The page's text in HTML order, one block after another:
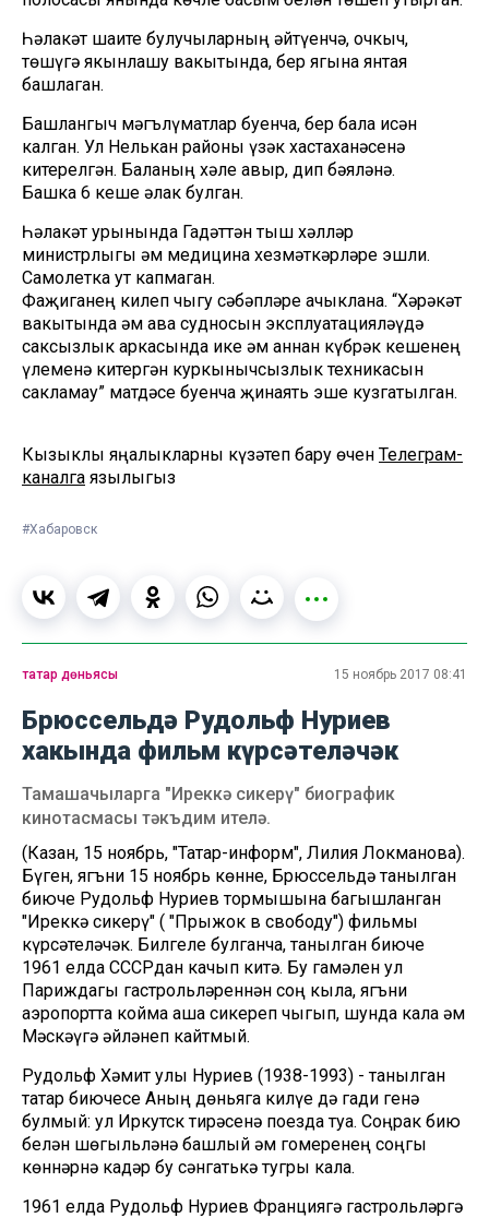
Һәлакәт шаһите булучыларның әйтүенчә, очкыч,
төшүгә якынлашу вакытында, бер ягына янтая
башлаган.
Башлангыч мәгълүматлар буенча, бер бала исән
калган. Ул Нелькан районы үзәк хастаханәсенә
китерелгән. Баланың хәле авыр, дип бәяләнә.
Башка 6 кеше һәлак булган.
Һәлакәт урынында Гадәттән тыш хәлләр
министрлыгы һәм медицина хезмәткәрләре эшли.
Самолетка ут капмаган.
Фаҗиганең килеп чыгу сәбәпләре ачыклана. “Хәрәкәт
вакытында һәм һава судносын эксплуатацияләүдә
саксызлык аркасында ике һәм аннан күбрәк кешенең
үлеменә китергән куркынычсызлык техникасын
сакламау” матдәсе буенча җинаять эше кузгатылган.
Кызыклы яңалыкларны күзәтеп бару өчен Телеграм-
каналга язылыгыз
#Хабаровск
татар дөньясы 15 ноябрь 2017 08:41
Брюссельдә Рудольф Нуриев
хакында фильм күрсәтеләчәк
Тамашачыларга "Иреккә сикерү" биографик
кинотасмасы тәкъдим ителә.
(Казан, 15 ноябрь, "Татар-информ", Лилия Локманова).
Бүген, ягъни 15 ноябрь көнне, Брюссельдә танылган
биюче Рудольф Нуриев тормышына багышланган
"Иреккә сикерү" ( "Прыжок в свободу") фильмы
күрсәтеләчәк. Билгеле булганча, танылган биюче
1961 елда СССРдан качып китә. Бу гамәлен ул
Париждагы гастрольләреннән соң кыла, ягъни
аэропортта койма аша сикереп чыгып, шунда кала һәм
Мәскәүгә әйләнеп кайтмый.
Рудольф Хәмит улы Нуриев (1938-1993) - танылган
татар биючесе Аның дөньяга килүе дә гади генә
булмый: ул Иркутск тирәсенә поезда туа. Соңрак бию
белән шөгыльләнә башлый һәм гомеренең соңгы
көннәрнә кадәр бу сәнгатькә тугры кала.
1961 елда Рудольф Нуриев Франциягә гастрольләргә